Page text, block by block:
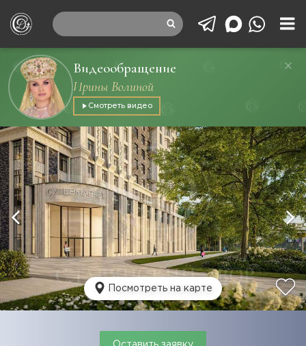
Видеообращение
Ирины Волиной
Смотреть видео
Посмотреть на карте